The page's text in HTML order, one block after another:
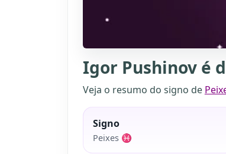
Igor Pushinov é
Veja o resumo do signo de
Signo
Peixes ♓